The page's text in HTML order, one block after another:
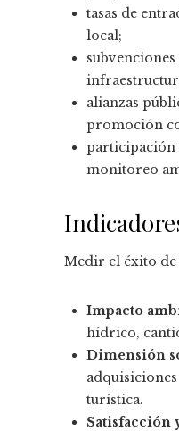
tasas de
local;
alianzas
promoción
participación
monitoreo
Medir el éxito de
Impacto
hídrico,
Dimensión
turística.
Satisfacción